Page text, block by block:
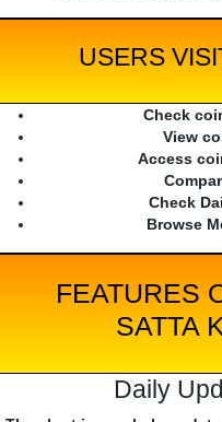
USERS
Check
View
Access
Check
Browse
FEATURES
SATTA
Daily